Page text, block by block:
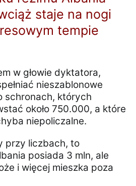
staje na nogi
tempie
w głowie dyktatora,
nieszablonowe
schronach, których
około 750.000, a które
niepoliczalne.
przy liczbach, to
posiada 3 mln, ale
i więcej mieszka poza